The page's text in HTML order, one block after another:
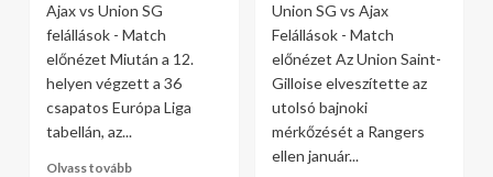
Ajax vs Union SG
felállások - Match
előnézet Miután a 12.
helyen végzett a 36
csapatos Európa Liga
tabellán, az...
Olvass tovább
Union SG vs Ajax
Felállások - Match
előnézet Az Union Saint-
Gilloise elveszítette az
utolsó bajnoki
mérkőzését a Rangers
ellen január...